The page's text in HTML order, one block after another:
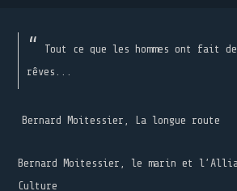
Tout ce que les hommes ont
rêves...
Bernard Moitessier, La longue route
Bernard Moitessier, le marin et
Culture